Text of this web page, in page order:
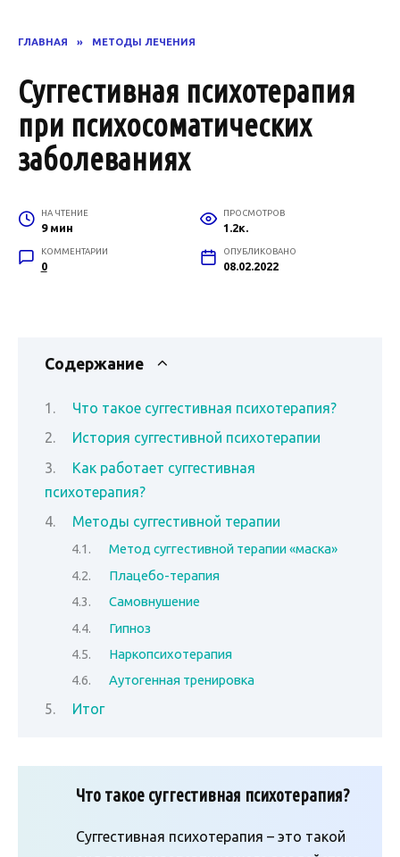
ГЛАВНАЯ » МЕТОДЫ ЛЕЧЕНИЯ
Суггестивная психотерапия
при психосоматических
заболеваниях
НА ЧТЕНИЕ
9 мин
ПРОСМОТРОВ
1.2к.
КОММЕНТАРИИ
0
ОПУБЛИКОВАНО
08.02.2022
Содержание
Что такое суггестивная психотерапия?
История суггестивной психотерапии
Как работает суггестивная
психотерапия?
Методы суггестивной терапии
Метод суггестивной терапии «маска»
Плацебо-терапия
Самовнушение
Гипноз
Наркопсихотерапия
Аутогенная тренировка
Итог
Что такое суггестивная психотерапия?
Суггестивная психотерапия – это такой